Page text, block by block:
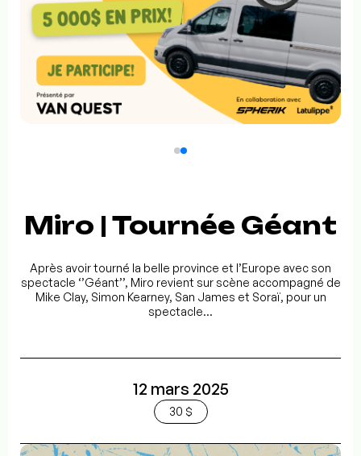
Miro | Tournée Géant
Après avoir tourné la belle province et l’Europe avec son
spectacle ‘’Géant’’, Miro revient sur scène accompagné de
Mike Clay, Simon Kearney, San James et Soraï, pour un
spectacle...
12 mars 2025
30 $